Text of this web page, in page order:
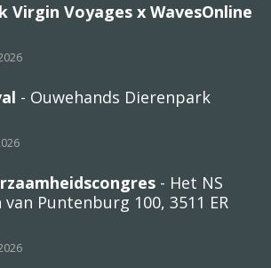
Virgin Voyages x WavesOnline
- Ouwehands Dierenpark
- Het NS
Puntenburg 100, 3511 ER